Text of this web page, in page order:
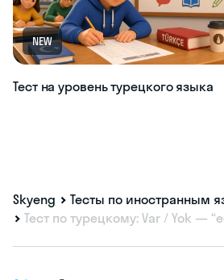
NEW
Тест на уровень турецкого языка
Skyeng Тесты по иностранным
Тест по турецкому: Var / Yok —